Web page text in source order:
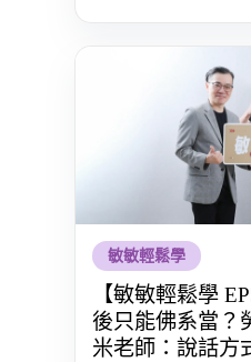
敏敏輕鬆學
【敏敏輕鬆學
後只能佛系當？
米老師：說話方